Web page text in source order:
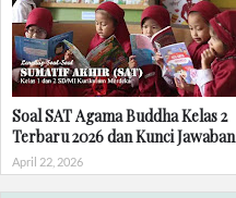
Soal SAT Agama Buddha Kelas 2
Terbaru 2026 dan Kunci Jawaban
April 22, 2026